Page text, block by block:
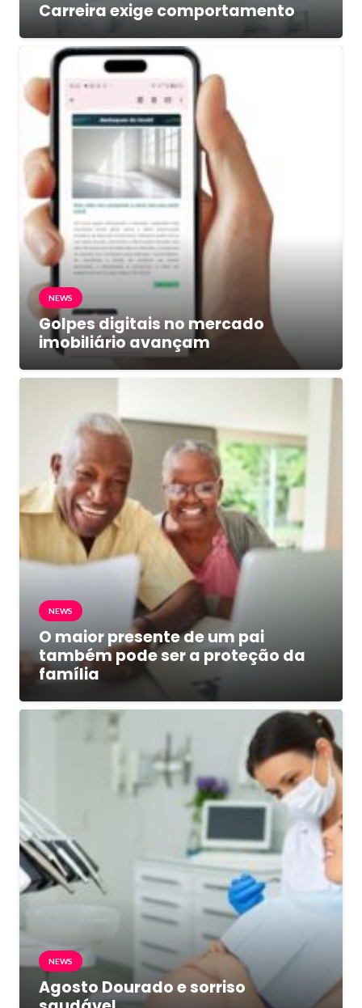
Carreira exige comportamento
NEWS
Golpes digitais no mercado
imobiliário avançam
NEWS
O maior presente de um pai
também pode ser a proteção da
família
NEWS
Agosto Dourado e sorriso